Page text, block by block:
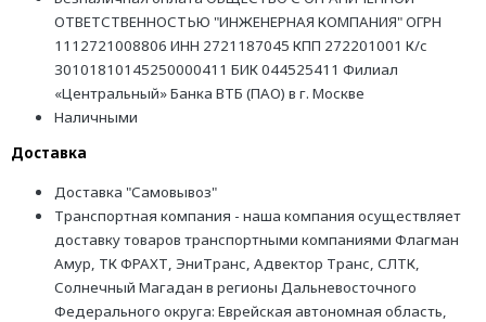
ОТВЕТСТВЕННОСТЬЮ "ИНЖЕНЕРНАЯ КОМПАНИЯ" ОГРН
1112721008806 ИНН 2721187045 КПП 272201001 К/с
30101810145250000411 БИК 044525411 Филиал
«Центральный» Банка ВТБ (ПАО) в г. Москве
Наличными
Доставка
Доставка "Самовывоз"
Транспортная компания - наша компания осуществляет
доставку товаров транспортными компаниями Флагман
Амур, ТК ФРАХТ, ЭниТранс, Адвектор Транс, СЛТК,
Солнечный Магадан в регионы Дальневосточного
Федерального округа: Еврейская автономная область,